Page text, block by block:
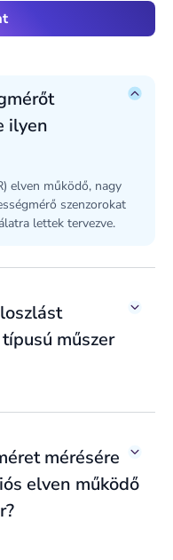
ilyen
elven működő, nagy
szenzorokat
lettek tervezve.
műszer
mérésére
elven működő